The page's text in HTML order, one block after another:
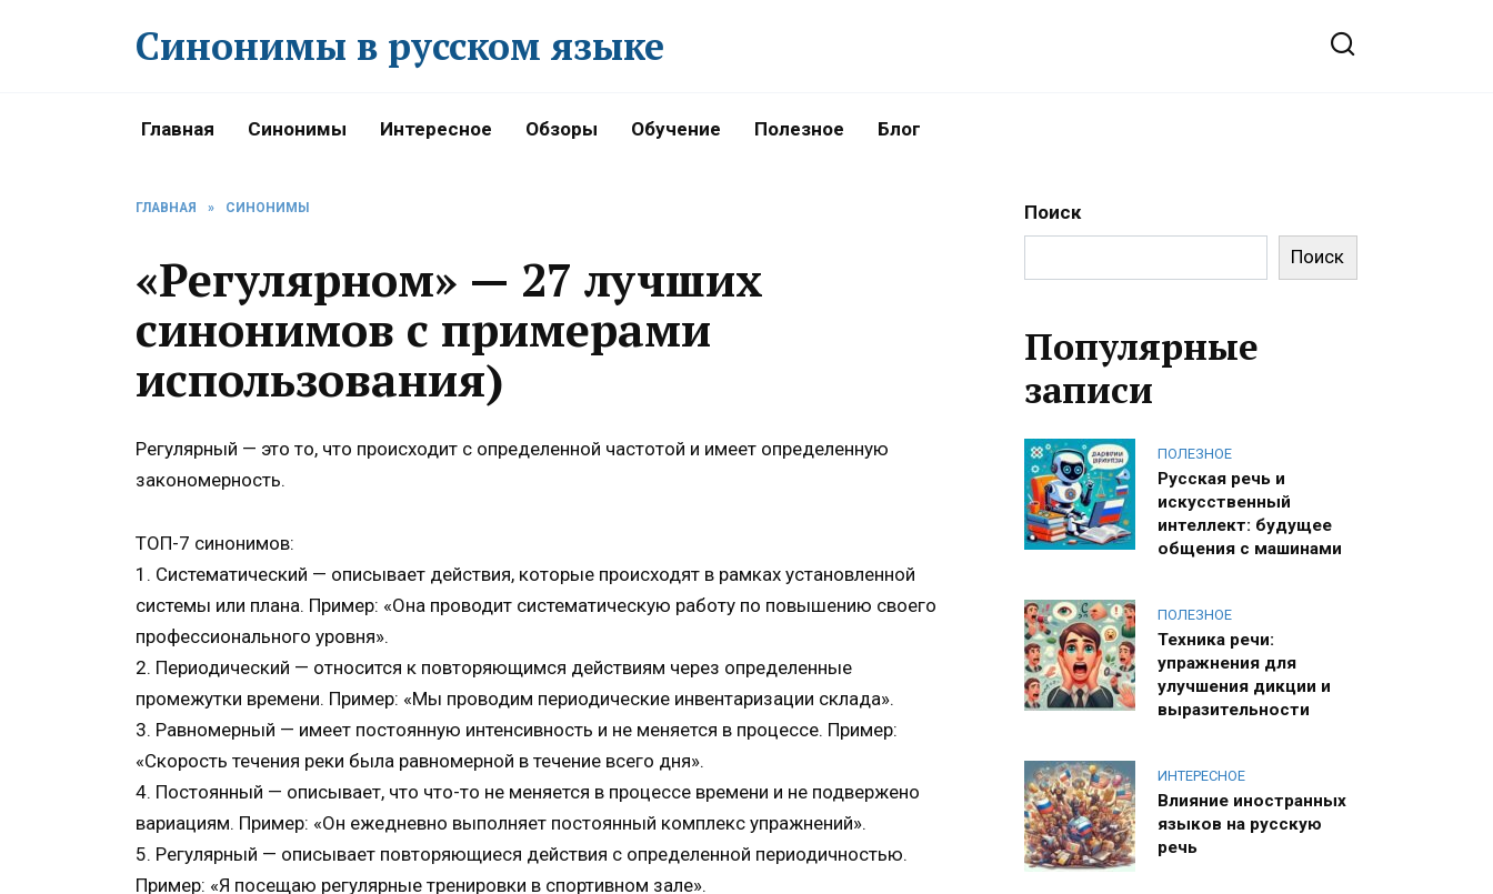
Синонимы в русском языке
Главная Синонимы Интересное Обзоры Обучение Полезное Блог
ГЛАВНАЯ » СИНОНИМЫ
«Регулярном» — 27 лучших
синонимов с примерами
использования)
Регулярный — это то, что происходит с определенной частотой и имеет определенную
закономерность.
ТОП-7 синонимов:
1. Систематический — описывает действия, которые происходят в рамках установленной
системы или плана. Пример: «Она проводит систематическую работу по повышению своего
профессионального уровня».
2. Периодический — относится к повторяющимся действиям через определенные
промежутки времени. Пример: «Мы проводим периодические инвентаризации склада».
3. Равномерный — имеет постоянную интенсивность и не меняется в процессе. Пример:
«Скорость течения реки была равномерной в течение всего дня».
4. Постоянный — описывает, что что-то не меняется в процессе времени и не подвержено
вариациям. Пример: «Он ежедневно выполняет постоянный комплекс упражнений».
5. Регулярный — описывает повторяющиеся действия с определенной периодичностью.
Пример: «Я посещаю регулярные тренировки в спортивном зале».
Поиск
Поиск
Популярные
записи
ПОЛЕЗНОЕ
Русская речь и
искусственный
интеллект: будущее
общения с машинами
ПОЛЕЗНОЕ
Техника речи:
упражнения для
улучшения дикции и
выразительности
ИНТЕРЕСНОЕ
Влияние иностранных
языков на русскую
речь